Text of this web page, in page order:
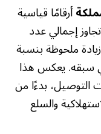
أرقامًا قياسية
من عام 2025، حيث تجاوز إجمالي عدد
زيادة ملحوظة بنسبة
سبقه. يعكس هذا
التوصيل، بدءًا من
والسلع